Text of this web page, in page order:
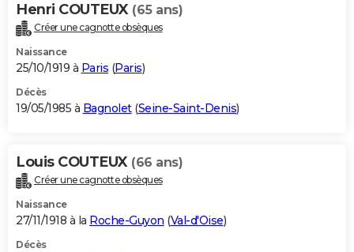
Henri COUTEUX (65 ans)
Créer une cagnotte obsèques
Naissance
25/10/1919 à Paris (Paris)
Décès
19/05/1985 à Bagnolet(Seine-Saint-Denis)
Louis COUTEUX (66 ans)
Créer une cagnotte obsèques
Naissance
27/11/1918 à la Roche-Guyon (Val-d'Oise)
Décès